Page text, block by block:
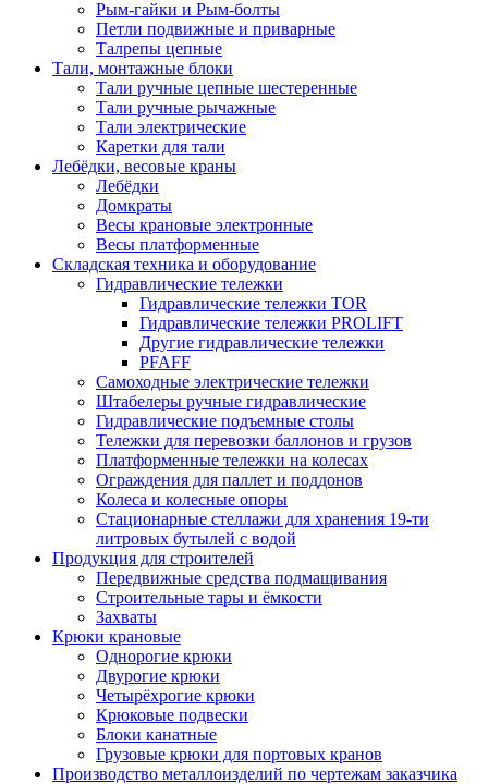
Рым-гайки и Рым-болты
Петли подвижные и приварные
Талрепы цепные
Тали, монтажные блоки
Тали ручные цепные шестеренные
Тали ручные рычажные
Тали электрические
Каретки для тали
Лебёдки, весовые краны
Лебёдки
Домкраты
Весы крановые электронные
Весы платформенные
Складская техника и оборудование
Гидравлические тележки
Гидравлические тележки TOR
Гидравлические тележки PROLIFT
Другие гидравлические тележки
PFAFF
Самоходные электрические тележки
Штабелеры ручные гидравлические
Гидравлические подъемные столы
Тележки для перевозки баллонов и грузов
Платформенные тележки на колесах
Ограждения для паллет и поддонов
Колеса и колесные опоры
Стационарные стеллажи для хранения 19-ти
литровых бутылей с водой
Продукция для строителей
Передвижные средства подмащивания
Строительные тары и ёмкости
Захваты
Крюки крановые
Однорогие крюки
Двурогие крюки
Четырёхрогие крюки
Крюковые подвески
Блоки канатные
Грузовые крюки для портовых кранов
Производство металлоизделий по чертежам заказчика